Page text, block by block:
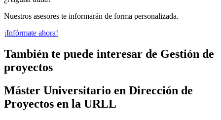
Nuestros asesores te informarán de forma personalizada.
¡Infórmate ahora!
También te puede interesar de Gestión de
proyectos
Máster Universitario en Dirección de
Proyectos en la URLL